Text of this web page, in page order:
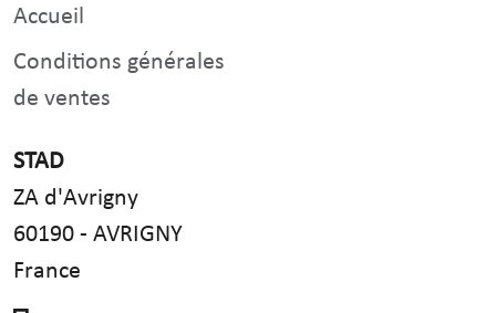
Accueil
Conditions générales
de ventes
STAD
ZA d'Avrigny
60190 - AVRIGNY
France